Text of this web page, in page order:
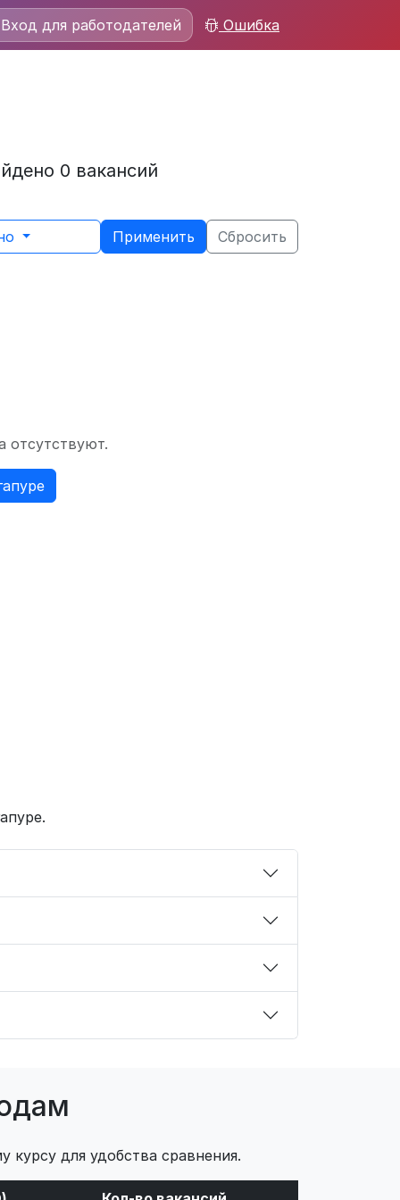
для работодателей Ошибка
0 вакансий
Применить Сбросить
отсутствуют.
для удобства сравнения.